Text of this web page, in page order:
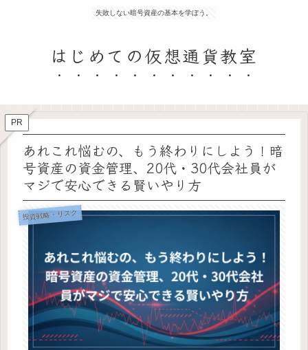
失敗しない暗号資産の基本を学ぼう。
はじめての仮想通貨教室
PR
あれこれ悩むの、もう終わりにしよう！暗
号資産の資金管理、20代・30代会社員が
マジで安心できる賢いやり方
投資戦略・リスク